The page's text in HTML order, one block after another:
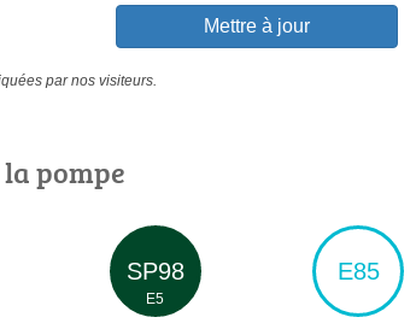
Mettre à jour
par nos visiteurs.
pompe
SP98
E5
E85